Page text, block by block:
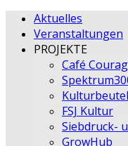
Aktuelles
Veranstaltungen
PROJEKTE
Café
Kulturbeutel
FSJ Kultur
Siebdruck-
GrowHub